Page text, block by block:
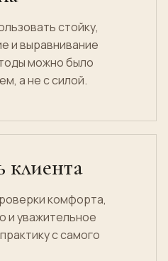
стойку,
и выравнивание
можно было
а не с силой.
клиента
комфорта,
и уважительное
с самого